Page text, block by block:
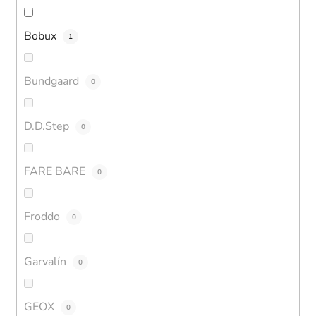
Bobux 1
Bundgaard 0
D.D.Step 0
FARE BARE 0
Froddo 0
Garvalín 0
GEOX 0